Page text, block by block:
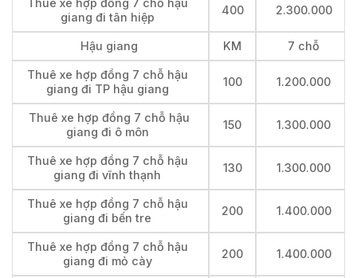
giang đi tân hiệp
400 2.300.000
Hậu giang KM 7 chỗ
Thuê xe hợp đồng 7 chỗ hậu
giang đi TP hậu giang
100 1.200.000
Thuê xe hợp đồng 7 chỗ hậu
giang đi ô môn
150 1.300.000
Thuê xe hợp đồng 7 chỗ hậu
giang đi vĩnh thạnh
130 1.300.000
Thuê xe hợp đồng 7 chỗ hậu
giang đi bến tre
200 1.400.000
Thuê xe hợp đồng 7 chỗ hậu
giang đi mỏ cày
200 1.400.000